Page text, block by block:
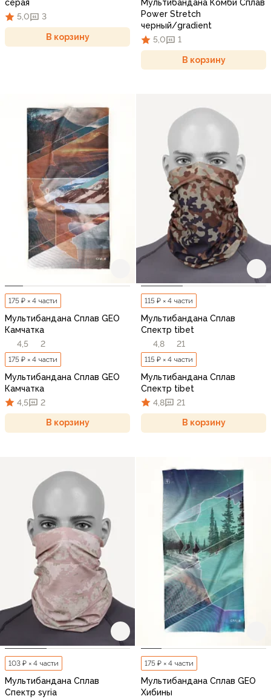
серая
5,0
3
В корзину
Мультибандана Комби Сплав
Power Stretch
черный/gradient
5,0
1
В корзину
175 ₽ × 4 части
Мультибандана Сплав GEO
Камчатка
4,5
2
175 ₽ × 4 части
Мультибандана Сплав GEO
Камчатка
4,5
2
В корзину
115 ₽ × 4 части
Мультибандана Сплав
Спектр tibet
4,8
21
115 ₽ × 4 части
Мультибандана Сплав
Спектр tibet
4,8
21
В корзину
103 ₽ × 4 части
Мультибандана Сплав
Спектр syria
175 ₽ × 4 части
Мультибандана Сплав GEO
Хибины